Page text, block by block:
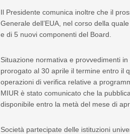
Il Presidente comunica inoltre che il
Generale dell’EUA, nel corso della
e di 5 nuovi componenti del Board.
Situazione normativa e provvedimenti
prorogato al 30 aprile il termine entro il
operazioni di verifica relative a
MIUR è stato comunicato che la
disponibile entro la metà del mese di
Società partecipate delle istituzioni